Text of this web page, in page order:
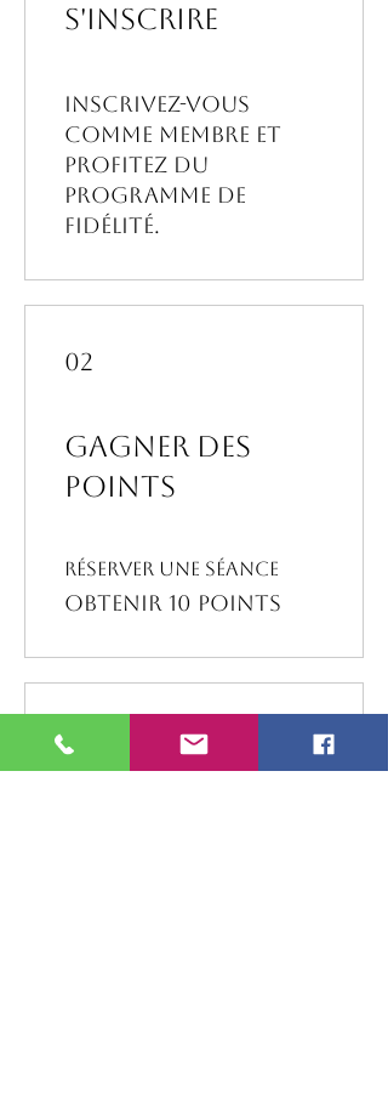
S'inscrire
Inscrivez-vous
comme membre et
profitez du
programme de
fidélité.
02
Gagner des
points
Réserver une séance
Obtenir 10 points